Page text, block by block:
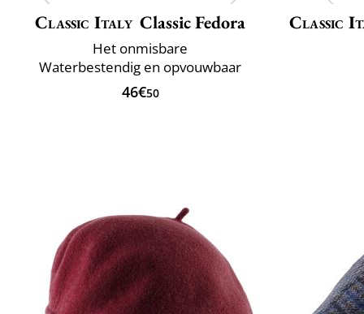
Classic Italy Classic Fedora
Het onmisbare
Waterbestendig en opvouwbaar
46€50
Classic